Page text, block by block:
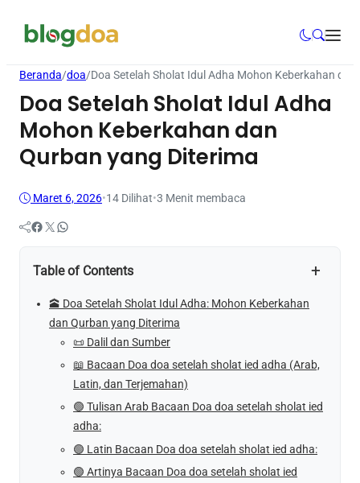
Beranda/doa/Doa Setelah Sholat Idul Adha Mohon Keberkahan
Doa Setelah Sholat Idul Adha
Mohon Keberkahan dan
Qurban yang Diterima
Maret 6, 2026•14 Dilihat•3 Menit membaca
Facebook Twitter WhatsApp
Table of Contents +
🕋 Doa Setelah Sholat Idul Adha: Mohon Keberkahan
dan Qurban yang Diterima
📜 Dalil dan Sumber
📖 Bacaan Doa doa setelah sholat ied adha (Arab,
Latin, dan Terjemahan)
🟢 Tulisan Arab Bacaan Doa doa setelah sholat ied
adha:
🟢 Latin Bacaan Doa doa setelah sholat ied adha:
🟢 Artinya Bacaan Doa doa setelah sholat ied